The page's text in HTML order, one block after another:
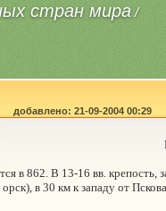
стран мира/
добавлено: 21-09-2004 00:29
в 862. В 13-16 вв.
орск), в 30 км к западу от